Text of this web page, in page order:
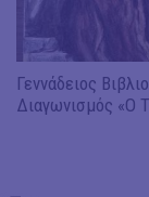
Γεννάδειος
Διαγωνισμός «Ο